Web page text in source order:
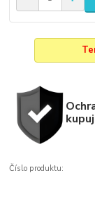
Číslo produktu: